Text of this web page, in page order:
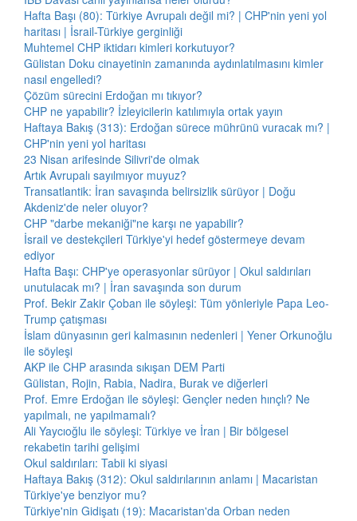
Hafta Başı (80): Türkiye Avrupalı değil mi? | CHP'nin yeni yol
haritası | İsrail-Türkiye gerginliği
Muhtemel CHP iktidarı kimleri korkutuyor?
Gülistan Doku cinayetinin zamanında aydınlatılmasını kimler
nasıl engelledi?
Çözüm sürecini Erdoğan mı tıkıyor?
CHP ne yapabilir? İzleyicilerin katılımıyla ortak yayın
Haftaya Bakış (313): Erdoğan sürece mührünü vuracak mı? |
CHP'nin yeni yol haritası
23 Nisan arifesinde Silivri'de olmak
Artık Avrupalı sayılmıyor muyuz?
Transatlantik: İran savaşında belirsizlik sürüyor | Doğu
Akdeniz'de neler oluyor?
CHP "darbe mekaniği"ne karşı ne yapabilir?
İsrail ve destekçileri Türkiye'yi hedef göstermeye devam
ediyor
Hafta Başı: CHP'ye operasyonlar sürüyor | Okul saldırıları
unutulacak mı? | İran savaşında son durum
Prof. Bekir Zakir Çoban ile söyleşi: Tüm yönleriyle Papa Leo-
Trump çatışması
İslam dünyasının geri kalmasının nedenleri | Yener Orkunoğlu
ile söyleşi
AKP ile CHP arasında sıkışan DEM Parti
Gülistan, Rojin, Rabia, Nadira, Burak ve diğerleri
Prof. Emre Erdoğan ile söyleşi: Gençler neden hınçlı? Ne
yapılmalı, ne yapılmamalı?
Ali Yaycıoğlu ile söyleşi: Türkiye ve İran | Bir bölgesel
rekabetin tarihi gelişimi
Okul saldırıları: Tabii ki siyasi
Haftaya Bakış (312): Okul saldırılarının anlamı | Macaristan
Türkiye'ye benziyor mu?
Türkiye'nin Gidişatı (19): Macaristan'da Orban neden